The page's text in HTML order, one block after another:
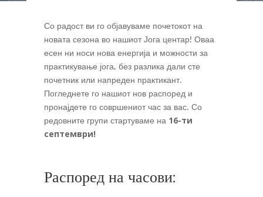
Со радост ви го објавуваме почетокот на
новата сезона во нашиот Јога центар! Оваа
есен ни носи нова енергија и можности за
практикување јога, без разлика дали сте
почетник или напреден практикант.
Погледнете го нашиот нов распоред и
пронајдете го совршениот час за вас. Со
редовните групи стартуваме на 16-ти
септември!
Распоред на часови: